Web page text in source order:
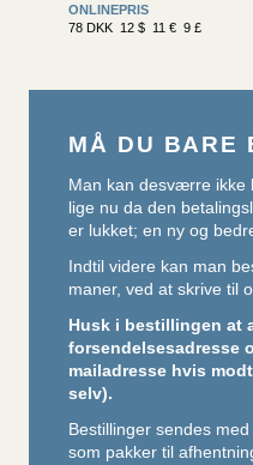
ONLINEPRIS
78 DKK 12 $ 11 € 9 £
MÅ DU BARE
Man kan desværre ikke
lige nu da den
er lukket; en ny og
Indtil videre kan man
maner, ved at skrive til
Husk i bestillingen at
forsendelsesadresse
mailadresse hvis
selv).
Bestillinger sendes
som pakker til